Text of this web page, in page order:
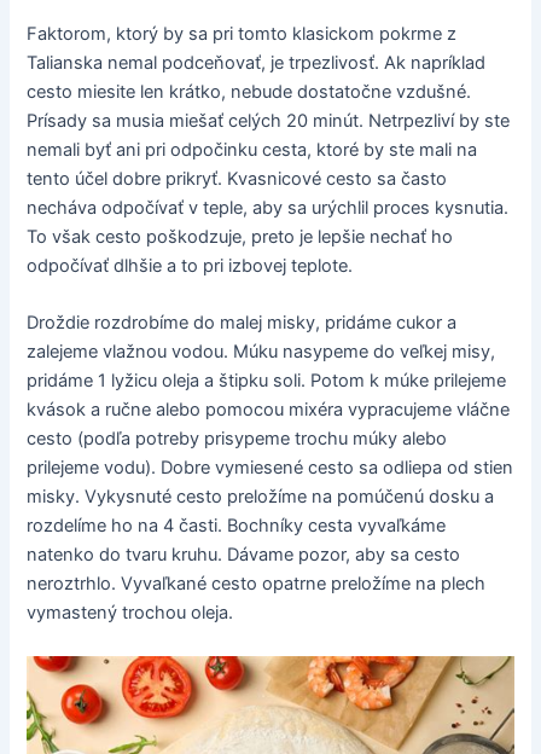
Faktorom, ktorý by sa pri tomto klasickom pokrme z
Talianska nemal podceňovať, je trpezlivosť. Ak napríklad
cesto miesite len krátko, nebude dostatočne vzdušné.
Prísady sa musia miešať celých 20 minút. Netrpezliví by ste
nemali byť ani pri odpočinku cesta, ktoré by ste mali na
tento účel dobre prikryť. Kvasnicové cesto sa často
necháva odpočívať v teple, aby sa urýchlil proces kysnutia.
To však cesto poškodzuje, preto je lepšie nechať ho
odpočívať dlhšie a to pri izbovej teplote.
Droždie rozdrobíme do malej misky, pridáme cukor a
zalejeme vlažnou vodou. Múku nasypeme do veľkej misy,
pridáme 1 lyžicu oleja a štipku soli. Potom k múke prilejeme
kvások a ručne alebo pomocou mixéra vypracujeme vláčne
cesto (podľa potreby prisypeme trochu múky alebo
prilejeme vodu). Dobre vymiesené cesto sa odliepa od stien
misky. Vykysnuté cesto preložíme na pomúčenú dosku a
rozdelíme ho na 4 časti. Bochníky cesta vyvaľkáme
natenko do tvaru kruhu. Dávame pozor, aby sa cesto
neroztrhlo. Vyvaľkané cesto opatrne preložíme na plech
vymastený trochou oleja.